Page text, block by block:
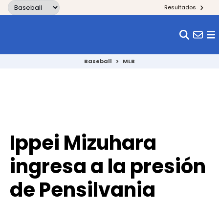
Skip to content Resultados
Baseball > MLB
Ippei Mizuhara
ingresa a la presión
de Pensilvania